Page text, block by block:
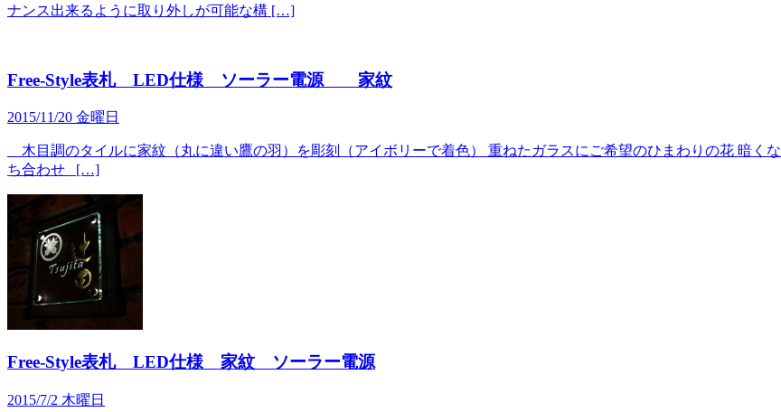
ナンス出来るように取り外しが可能な構 […]
Free-Style表札 LED仕様 ソーラー電源 家紋
2015/11/20 金曜日
木目調のタイルに家紋（丸に違い鷹の羽）を彫刻（アイボリーで着色） 重ねたガラスにご希望のひまわりの花 暗く
ち合わせ […]
Free-Style表札 LED仕様 家紋 ソーラー電源
2015/7/2 木曜日